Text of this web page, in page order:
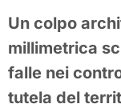
Un colpo
millimetrica
falle nei
tutela del